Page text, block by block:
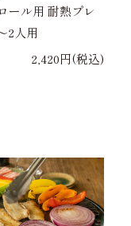
ール用 耐熱プレ
2人用
2,420円(税込)